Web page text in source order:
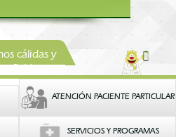
cálidas y
ATENCIÓN PACIENTE PARTICULAR
SERVICIOS Y PROGRAMAS